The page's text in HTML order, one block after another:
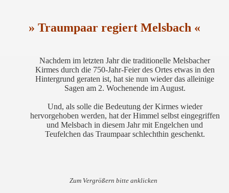
» Traumpaar regiert Melsbach «
Nachdem im letzten Jahr die traditionelle Melsbacher
Kirmes durch die 750-Jahr-Feier des Ortes etwas in den
Hintergrund geraten ist, hat sie nun wieder das alleinige
Sagen am 2. Wochenende im August.
Und, als solle die Bedeutung der Kirmes wieder
hervorgehoben werden, hat der Himmel selbst eingegriffen
und Melsbach in diesem Jahr mit Engelchen und
Teufelchen das Traumpaar schlechthin geschenkt.
Zum Vergrößern bitte anklicken